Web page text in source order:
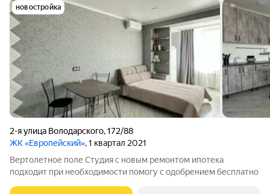
новостройка
2-я улица Володарского,172/88
ЖК «Европейский», 1 квартал 2021
Вертолетное поле Студия с новым ремонтом ипотека
подходит при необходимости помогу с одобрением бесплатно